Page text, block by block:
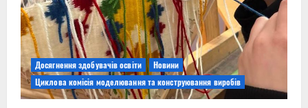
Досягнення здобувачів освіти
Новини
Циклова комісія моделювання та конструювання виробів